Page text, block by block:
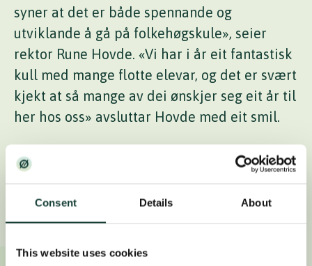
Consent Details About
This website uses cookies
syner at det er både spennande og
utviklande å gå på folkehøgskule», seier
rektor Rune Hovde. «Vi har i år eit fantastisk
kull med mange flotte elevar, og det er svært
kjekt at så mange av dei ønskjer seg eit år til
her hos oss» avsluttar Hovde med eit smil.
Les vidare